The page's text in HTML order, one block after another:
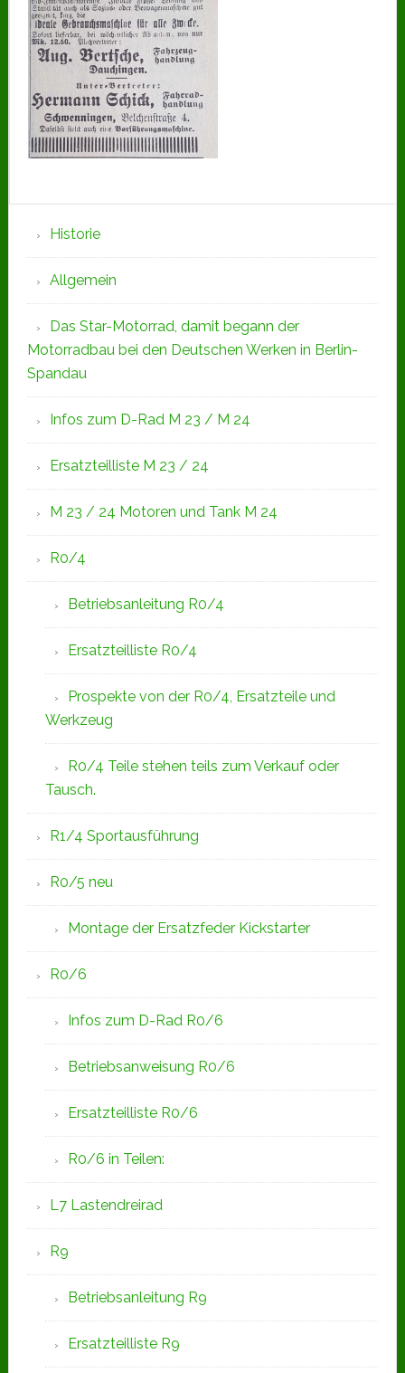
Seitenspalte
Historie
Allgemein
Das Star-Motorrad, damit begann der
Motorradbau bei den Deutschen Werken in Berlin-
Spandau
Infos zum D-Rad M 23 / M 24
Ersatzteilliste M 23 / 24
M 23 / 24 Motoren und Tank M 24
R0/4
Betriebsanleitung R0/4
Ersatzteilliste R0/4
Prospekte von der R0/4, Ersatzteile und
Werkzeug
R0/4 Teile stehen teils zum Verkauf oder
Tausch.
R1/4 Sportausführung
R0/5 neu
Montage der Ersatzfeder Kickstarter
R0/6
Infos zum D-Rad R0/6
Betriebsanweisung R0/6
Ersatzteilliste R0/6
R0/6 in Teilen:
L7 Lastendreirad
R9
Betriebsanleitung R9
Ersatzteilliste R9